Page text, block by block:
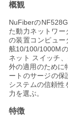
い
ニ
ュ
ー
ス
概観
NuFiberの
た動力ネットワ
の装置コンピュ
舷10/100/1000M
ネット スイッチ
外の適用のために
ートのサージの保
システムの信頼性
力を選ぶ。
特徴